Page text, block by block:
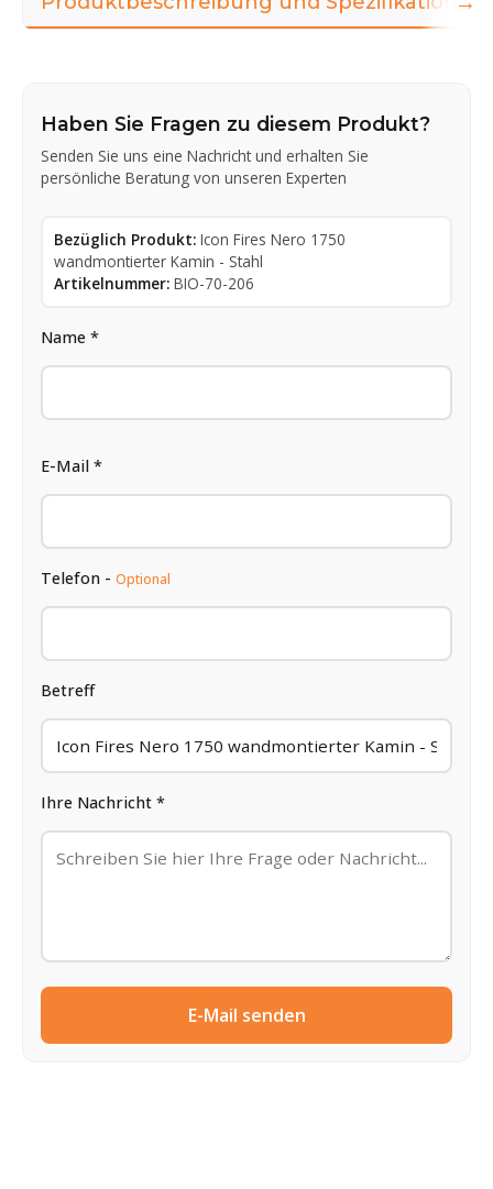
Haben Sie Fragen zu diesem Produkt?
Senden Sie uns eine Nachricht und erhalten Sie
persönliche Beratung von unseren Experten
Bezüglich Produkt: Icon Fires Nero 1750
wandmontierter Kamin - Stahl
Artikelnummer: BIO-70-206
Name *
E-Mail *
Telefon - Optional
Betreff
Ihre Nachricht *
E-Mail senden